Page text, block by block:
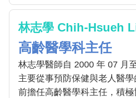
林志學 Chih-Hsueh
高齡醫學科主任
林志學醫師自 2000 年 07 月
主要從事預防保健與老人醫學
前擔任高齡醫學科主任，積